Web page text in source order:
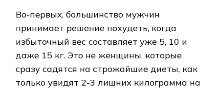
Во-первых, большинство мужчин
принимает решение похудеть, когда
избыточный вес составляет уже 5, 10 и
даже 15 кг. Это не женщины, которые
сразу садятся на строжайшие диеты, как
только увидят 2-3 лишних килограмма на